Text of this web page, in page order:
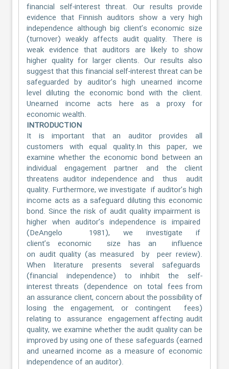
financial self-interest threat. Our results provide
evidence that Finnish auditors show a very high
independence although big client’s economic size
(turnover) weakly affects audit quality. There is
weak evidence that auditors are likely to show
higher quality for larger clients. Our results also
suggest that this financial self-interest threat can be
safeguarded by auditor’s high unearned income
level diluting the economic bond with the client.
Unearned income acts here as a proxy for
economic wealth.
INTRODUCTION
It is important that an auditor provides all
customers with equal quality.In this paper, we
examine whether the economic bond between an
individual engagement partner and the client
threatens auditor independence and thus audit
quality. Furthermore, we investigate if auditor’s high
income acts as a safeguard diluting this economic
bond. Since the risk of audit quality impairment is
higher when auditor’s independence is impaired
(DeAngelo 1981), we investigate if
client’s economic size has an influence
on audit quality (as measured by peer review).
When literature presents several safeguards
(financial independence) to inhibit the self-
interest threats (dependence on total fees from
an assurance client, concern about the possibility of
losing the engagement, or contingent fees)
relating to assurance engagement affecting audit
quality, we examine whether the audit quality can be
improved by using one of these safeguards (earned
and unearned income as a measure of economic
independence of an auditor).